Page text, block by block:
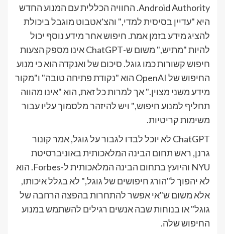
Android Authority. החוויה הכללית עם המנוע החדש
היא "עדיין בסיסית למדי," והצ'אטבוט מוגבל ביכולת
להציג מידע בזמן אמת. חיפוש אחר מידע נוסף יכול
להיות "מתיש," משום ש-ChatGPT אינו מספק הצעות
חיפוש קשורות כמו גוגל. סיכום של ואנקדה הוא כי מנוע
החיפוש של OpenAI הוא "נקודת פתיחה טובה" ו"מקור
מידע משני מצוין." אך למרות כל זאת, הוא "אינו מהווה
תחליף למנוע חיפוש," ויש להיזהר מלסמוך עליו עבור
משימות קריטיות.
ChatGPT לא יוכל לבדו לגבור על גוגל, אמר קונור
גרנן, ראש תחום הבינה המלאכותית באוניברסיטת
NYU והיועץ בתחום הבינה המלאכותית ל-Forbes. הוא
לא יהפוך ל"הורג חיפושים של גוגל," לא בגלל איכותו,
אלא משום ש"אי אפשר להתחרות בהפצה הרחבה של
גוגל" או בנוחות שבה אנשים רגילים להשתמש במנוע
החיפוש שלה.